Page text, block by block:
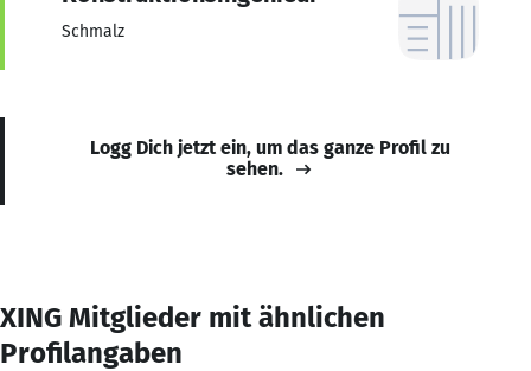
Schmalz
Logg Dich jetzt ein, um das ganze Profil zu
sehen.
XING Mitglieder mit ähnlichen
Profilangaben